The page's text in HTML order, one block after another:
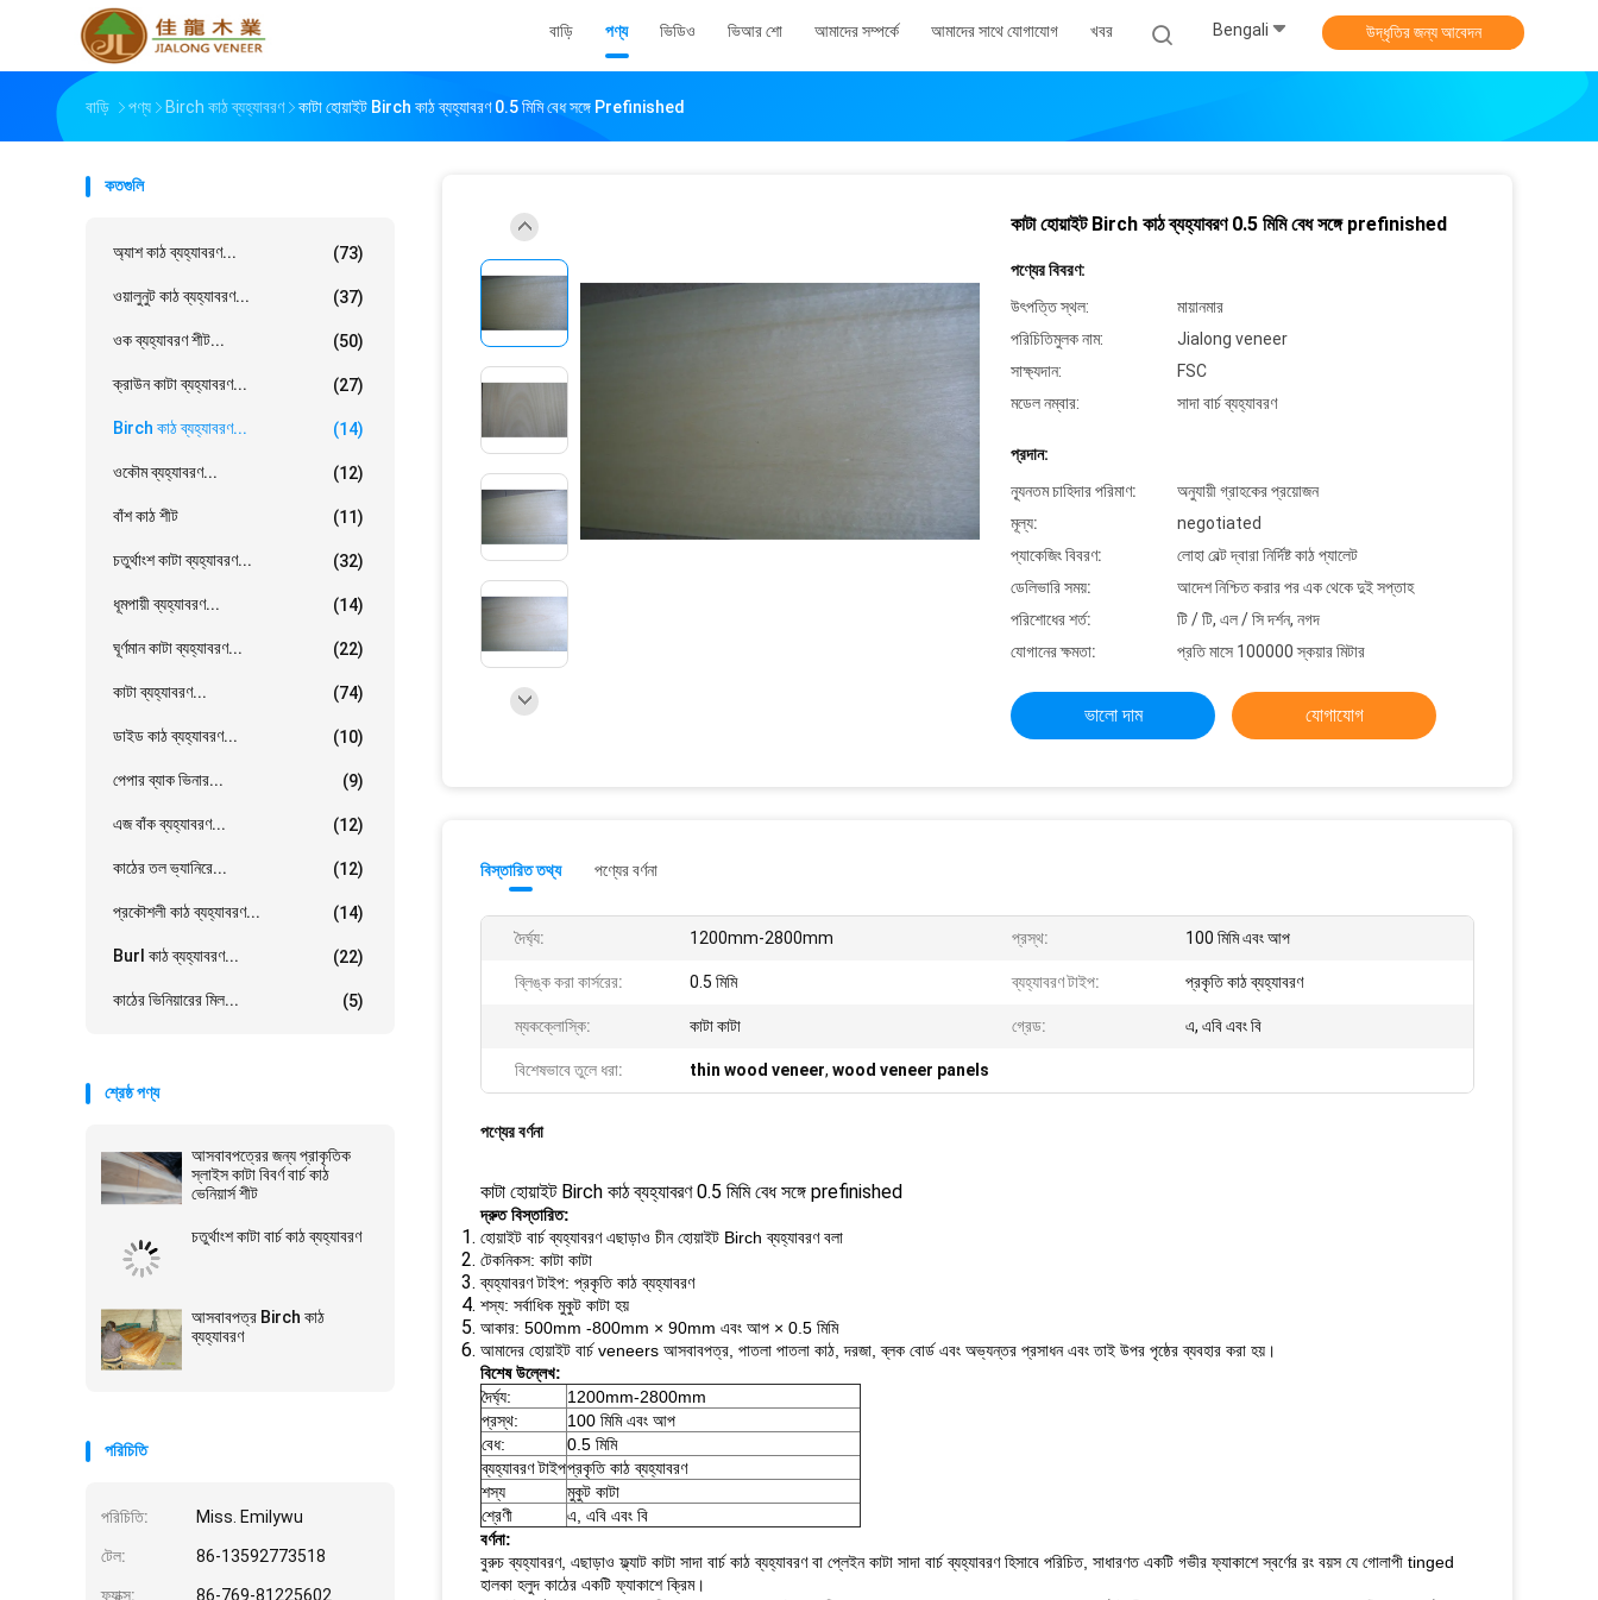
বাড়ি পণ্য ভিডিও ভিআর শো আমাদের সম্পর্কে আমাদের সাথে যোগাযোগ খবর Bengali উদ্ধৃতির জন্য আবেদন
বাড়ি পণ্য Birch কাঠ ব্যহ্যাবরণ কাটা হোয়াইট Birch কাঠ ব্যহ্যাবরণ 0.5 মিমি বেধ সঙ্গে Prefinished
কতগুলি
অ্যাশ কাঠ ব্যহ্যাবরণ... (73)
ওয়ালুনুট কাঠ ব্যহ্যাবরণ... (37)
ওক ব্যহ্যাবরণ শীট... (50)
ক্রাউন কাটা ব্যহ্যাবরণ... (27)
Birch কাঠ ব্যহ্যাবরণ... (14)
ওকৌম ব্যহ্যাবরণ... (12)
বাঁশ কাঠ শীট (11)
চতুর্থাংশ কাটা ব্যহ্যাবরণ... (32)
ধূমপায়ী ব্যহ্যাবরণ... (14)
ঘূর্ণমান কাটা ব্যহ্যাবরণ... (22)
কাটা ব্যহ্যাবরণ... (74)
ডাইড কাঠ ব্যহ্যাবরণ... (10)
পেপার ব্যাক ভিনার... (9)
এজ বাঁক ব্যহ্যাবরণ... (12)
কাঠের তল ভ্যানিরে... (12)
প্রকৌশলী কাঠ ব্যহ্যাবরণ... (14)
Burl কাঠ ব্যহ্যাবরণ... (22)
কাঠের ভিনিয়ারের মিল... (5)
শ্রেষ্ঠ পণ্য
আসবাবপত্রের জন্য প্রাকৃতিক
স্লাইস কাটা বিবর্ণ বার্চ কাঠ
ভেনিয়ার্স শীট
চতুর্থাংশ কাটা বার্চ কাঠ ব্যহ্যাবরণ
আসবাবপত্র Birch কাঠ
ব্যহ্যাবরণ
পরিচিতি
পরিচিতি: Miss. Emilywu
টেল: 86-13592773518
ফ্যাক্স: 86-769-81225602
কাটা হোয়াইট Birch কাঠ ব্যহ্যাবরণ 0.5 মিমি বেধ সঙ্গে prefinished
পণ্যের বিবরণ:
উৎপত্তি স্থল:
মায়ানমার
পরিচিতিমুলক নাম:
Jialong veneer
সাক্ষ্যদান:
FSC
মডেল নম্বার:
সাদা বার্চ ব্যহ্যাবরণ
প্রদান:
ন্যূনতম চাহিদার পরিমাণ:
অনুযায়ী গ্রাহকের প্রয়োজন
মূল্য:
negotiated
প্যাকেজিং বিবরণ:
লোহা বেল্ট দ্বারা নির্দিষ্ট কাঠ প্যালেট
ডেলিভারি সময়:
আদেশ নিশ্চিত করার পর এক থেকে দুই সপ্তাহ
পরিশোধের শর্ত:
টি / টি, এল / সি দর্শন, নগদ
যোগানের ক্ষমতা:
প্রতি মাসে 100000 স্কয়ার মিটার
ভালো দাম যোগাযোগ
বিস্তারিত তথ্য পণ্যের বর্ণনা
দৈর্ঘ্য: 1200mm-2800mm প্রস্থ: 100 মিমি এবং আপ
ব্লিঙ্ক করা কার্সরের: 0.5 মিমি ব্যহ্যাবরণ টাইপ: প্রকৃতি কাঠ ব্যহ্যাবরণ
ম্যকক্লোস্কি: কাটা কাটা গ্রেড: এ, এবি এবং বি
বিশেষভাবে তুলে ধরা: thin wood veneer, wood veneer panels
পণ্যের বর্ণনা
কাটা হোয়াইট Birch কাঠ ব্যহ্যাবরণ 0.5 মিমি বেধ সঙ্গে prefinished
দ্রুত বিস্তারিত:
হোয়াইট বার্চ ব্যহ্যাবরণ এছাড়াও চীন হোয়াইট Birch ব্যহ্যাবরণ বলা
টেকনিকস: কাটা কাটা
ব্যহ্যাবরণ টাইপ: প্রকৃতি কাঠ ব্যহ্যাবরণ
শস্য: সর্বাধিক মুকুট কাটা হয়
আকার: 500mm -800mm × 90mm এবং আপ × 0.5 মিমি
আমাদের হোয়াইট বার্চ veneers আসবাবপত্র, পাতলা পাতলা কাঠ, দরজা, ব্লক বোর্ড এবং অভ্যন্তর প্রসাধন এবং তাই উপর পৃষ্ঠের ব্যবহার করা হয়।
বিশেষ উল্লেখ:
দৈর্ঘ্য:
1200mm-2800mm
প্রস্থ:
100 মিমি এবং আপ
বেধ:
0.5 মিমি
ব্যহ্যাবরণ টাইপপ্রকৃতি কাঠ ব্যহ্যাবরণ
শস্য
মুকুট কাটা
শ্রেণী
এ, এবি এবং বি
বর্ণনা:
বুরুচ ব্যহ্যাবরণ, এছাড়াও ফ্ল্যাট কাটা সাদা বার্চ কাঠ ব্যহ্যাবরণ বা প্লেইন কাটা সাদা বার্চ ব্যহ্যাবরণ হিসাবে পরিচিত, সাধারণত একটি গভীর ফ্যাকাশে স্বর্ণের রং বয়স যে গোলাপী tinged
হালকা হলুদ কাঠের একটি ফ্যাকাশে ক্রিম।